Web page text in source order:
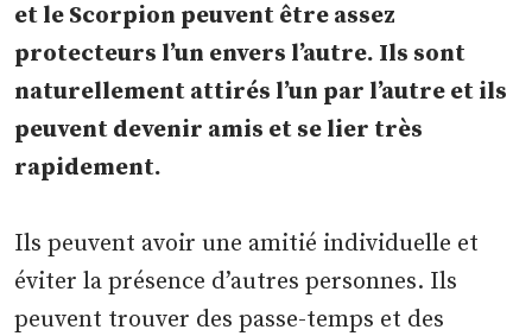
et le Scorpion peuvent être assez
protecteurs l’un envers l’autre. Ils sont
naturellement attirés l’un par l’autre et ils
peuvent devenir amis et se lier très
rapidement.
Ils peuvent avoir une amitié individuelle et
éviter la présence d’autres personnes. Ils
peuvent trouver des passe-temps et des